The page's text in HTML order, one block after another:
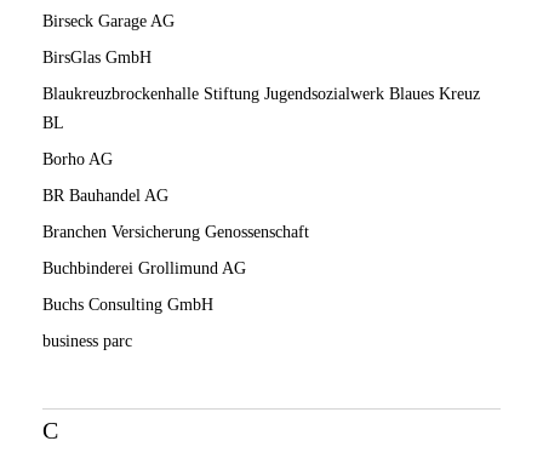
Birseck Garage AG
BirsGlas GmbH
Blaukreuzbrockenhalle Stiftung Jugendsozialwerk Blaues Kreuz
BL
Borho AG
BR Bauhandel AG
Branchen Versicherung Genossenschaft
Buchbinderei Grollimund AG
Buchs Consulting GmbH
business parc
C